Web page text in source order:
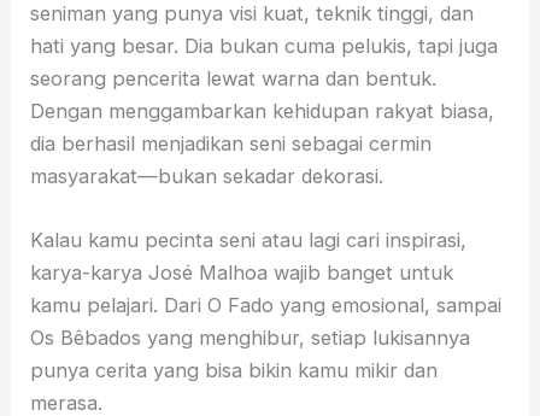
seniman yang punya visi kuat, teknik tinggi, dan
hati yang besar. Dia bukan cuma pelukis, tapi juga
seorang pencerita lewat warna dan bentuk.
Dengan menggambarkan kehidupan rakyat biasa,
dia berhasil menjadikan seni sebagai cermin
masyarakat—bukan sekadar dekorasi.
Kalau kamu pecinta seni atau lagi cari inspirasi,
karya-karya José Malhoa wajib banget untuk
kamu pelajari. Dari O Fado yang emosional, sampai
Os Bêbados yang menghibur, setiap lukisannya
punya cerita yang bisa bikin kamu mikir dan
merasa.